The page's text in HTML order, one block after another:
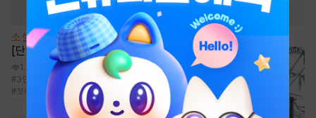
소설 [BL] 블랙아웃(Blackout)
[단행본]
1.2만
#3인칭시점 순정공 평범수 #오해/착각
#첫사랑